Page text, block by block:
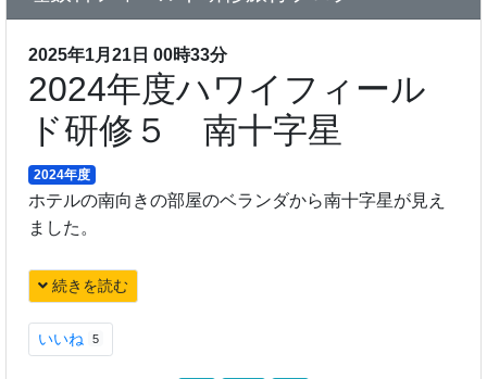
2025年1月21日 00時33分
2024年度ハワイフィール
ド研修５ 南十字星
2024年度
ホテルの南向きの部屋のベランダから南十字星が見え
ました。
続きを読む
いいね 5